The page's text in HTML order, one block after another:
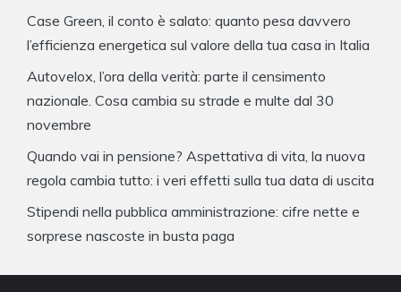
Case Green, il conto è salato: quanto pesa davvero
l’efficienza energetica sul valore della tua casa in Italia
Autovelox, l’ora della verità: parte il censimento
nazionale. Cosa cambia su strade e multe dal 30
novembre
Quando vai in pensione? Aspettativa di vita, la nuova
regola cambia tutto: i veri effetti sulla tua data di uscita
Stipendi nella pubblica amministrazione: cifre nette e
sorprese nascoste in busta paga